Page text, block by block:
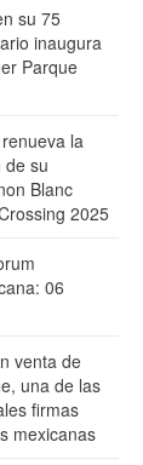
su 75
inaugura
Parque
la
de su
Blanc
2025
06
venta de
una de las
firmas
mexicanas